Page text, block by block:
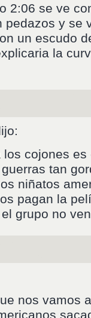
2:06 se ve
pedazos y se
un escudo
la
cojones
tan
niñatos
pagan la
grupo no
nos vamos